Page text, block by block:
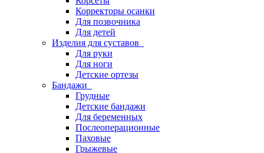
Корректоры осанки
Для позвочника
Для детей
Изделия для суставов
Для руки
Для ноги
Детские ортезы
Бандажи
Грудные
Детские бандажи
Для беременных
Послеоперационные
Паховые
Грыжевые